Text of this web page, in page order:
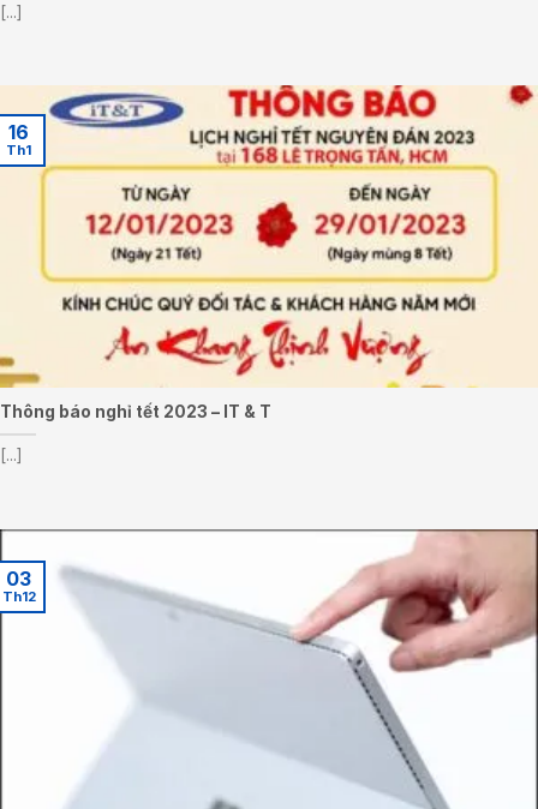
[...]
Thông báo nghỉ tết 2023 – IT & T
[...]
16
Th1
03
Th12